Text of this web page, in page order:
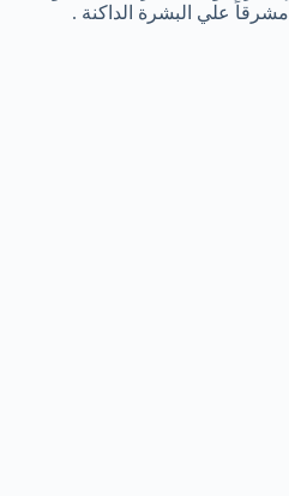
مشرقاً علي البشرة الداكنة .